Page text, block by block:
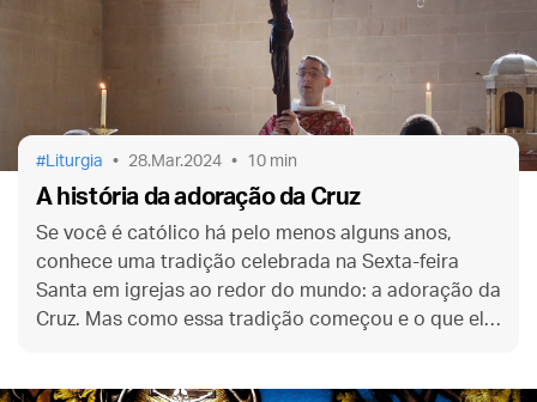
Liturgia 28.Mar.2024 10 min
A história da adoração da Cruz
Se você é católico há pelo menos alguns anos,
conhece uma tradição celebrada na Sexta-feira
Santa em igrejas ao redor do mundo: a adoração da
Cruz. Mas como essa tradição começou e o que ela